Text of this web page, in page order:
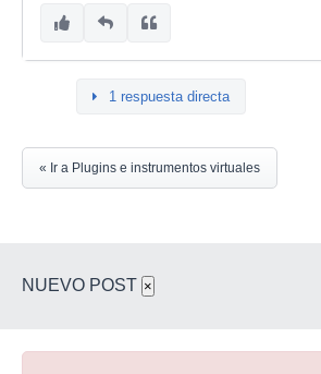
1 respuesta directa
« Ir a Plugins e instrumentos virtuales
NUEVO POST ×